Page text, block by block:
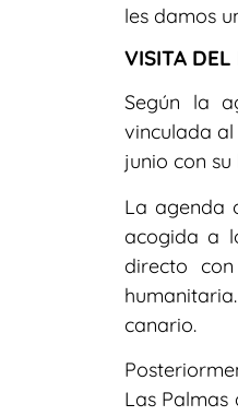
les damos
VISITA DEL
Según la
vinculada
junio con
La agenda
acogida a
directo
canario.
Las Palmas